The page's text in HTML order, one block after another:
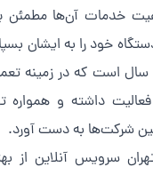
خدمات آن‌ها مطمئن
خود را به ایشان
آنلاین بیش از ۱۰ سال است که در
داشته و همواره
شرکت‌ها به دست آورد.
سرویس آنلاین از